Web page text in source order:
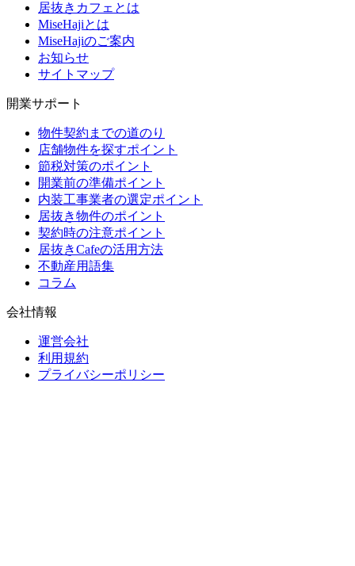
居抜きカフェとは
MiseHajiとは
MiseHajiのご案内
お知らせ
サイトマップ
開業サポート
物件契約までの道のり
店舗物件を探すポイント
節税対策のポイント
開業前の準備ポイント
内装工事業者の選定ポイント
居抜き物件のポイント
契約時の注意ポイント
居抜きCafeの活用方法
不動産用語集
コラム
会社情報
運営会社
利用規約
プライバシーポリシー